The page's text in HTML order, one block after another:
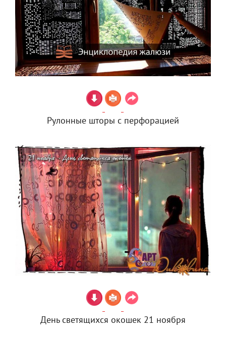
Рулонные шторы с перфорацией
День светящихся окошек 21 ноября